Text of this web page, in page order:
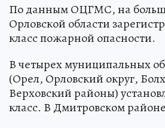
По данным ОЦГМС, на
Орловской области
класс пожарной опасности.
В четырех муниципальных
(Орел, Орловский округ,
Верховский районы)
класс. В Дмитровском